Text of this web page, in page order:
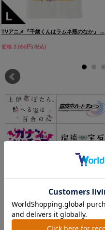
TVアニメ『千歳くんはラムネ瓶のなか』 ...
価格:3,850円(税込)